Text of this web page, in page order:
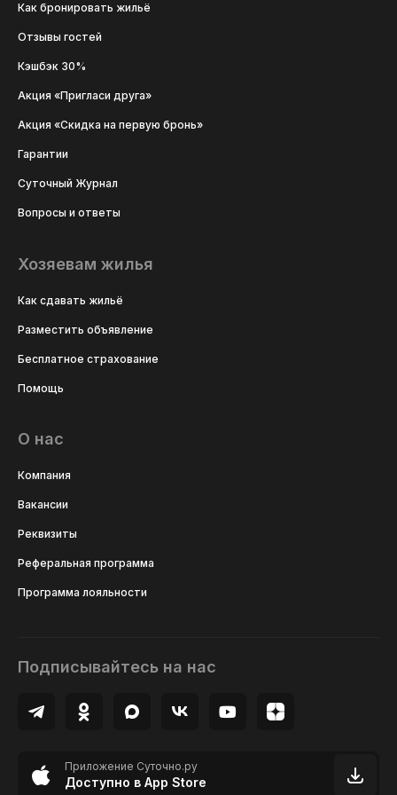
Как бронировать жильё
Отзывы гостей
Кэшбэк 30%
Акция «Пригласи друга»
Акция «Скидка на первую бронь»
Гарантии
Суточный Журнал
Вопросы и ответы
Хозяевам жилья
Как сдавать жильё
Разместить объявление
Бесплатное страхование
Помощь
О нас
Компания
Вакансии
Реквизиты
Реферальная программа
Программа лояльности
Подписывайтесь на нас
Приложение Суточно.ру
Доступно в App Store